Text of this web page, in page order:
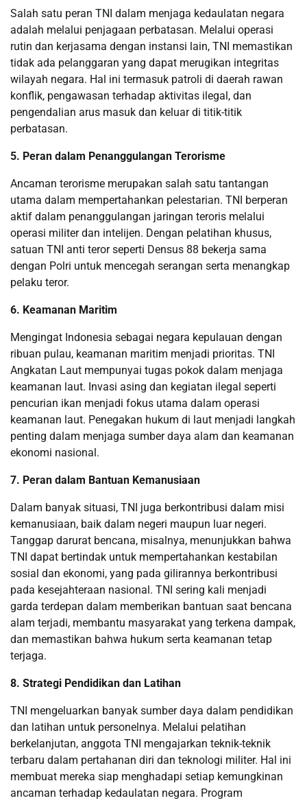
Salah satu peran TNI dalam menjaga kedaulatan negara
adalah melalui penjagaan perbatasan. Melalui operasi
rutin dan kerjasama dengan instansi lain, TNI memastikan
tidak ada pelanggaran yang dapat merugikan integritas
wilayah negara. Hal ini termasuk patroli di daerah rawan
konflik, pengawasan terhadap aktivitas ilegal, dan
pengendalian arus masuk dan keluar di titik-titik
perbatasan.
5. Peran dalam Penanggulangan Terorisme
Ancaman terorisme merupakan salah satu tantangan
utama dalam mempertahankan pelestarian. TNI berperan
aktif dalam penanggulangan jaringan teroris melalui
operasi militer dan intelijen. Dengan pelatihan khusus,
satuan TNI anti teror seperti Densus 88 bekerja sama
dengan Polri untuk mencegah serangan serta menangkap
pelaku teror.
6. Keamanan Maritim
Mengingat Indonesia sebagai negara kepulauan dengan
ribuan pulau, keamanan maritim menjadi prioritas. TNI
Angkatan Laut mempunyai tugas pokok dalam menjaga
keamanan laut. Invasi asing dan kegiatan ilegal seperti
pencurian ikan menjadi fokus utama dalam operasi
keamanan laut. Penegakan hukum di laut menjadi langkah
penting dalam menjaga sumber daya alam dan keamanan
ekonomi nasional.
7. Peran dalam Bantuan Kemanusiaan
Dalam banyak situasi, TNI juga berkontribusi dalam misi
kemanusiaan, baik dalam negeri maupun luar negeri.
Tanggap darurat bencana, misalnya, menunjukkan bahwa
TNI dapat bertindak untuk mempertahankan kestabilan
sosial dan ekonomi, yang pada gilirannya berkontribusi
pada kesejahteraan nasional. TNI sering kali menjadi
garda terdepan dalam memberikan bantuan saat bencana
alam terjadi, membantu masyarakat yang terkena dampak,
dan memastikan bahwa hukum serta keamanan tetap
terjaga.
8. Strategi Pendidikan dan Latihan
TNI mengeluarkan banyak sumber daya dalam pendidikan
dan latihan untuk personelnya. Melalui pelatihan
berkelanjutan, anggota TNI mengajarkan teknik-teknik
terbaru dalam pertahanan diri dan teknologi militer. Hal ini
membuat mereka siap menghadapi setiap kemungkinan
ancaman terhadap kedaulatan negara. Program